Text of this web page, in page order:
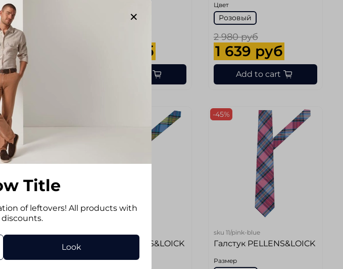
cart
5 793 руб
Цвет
Розовый
2 980 руб
1 639 руб
Add to cart
Галстук PELLENS&LOICK
Размер
-45%
sku 11/pink-blue
Галстук PELLENS&LOICK
Размер
Title
of leftovers! All products with
discounts.
Look